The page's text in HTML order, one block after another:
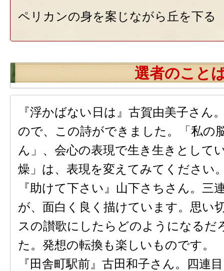
ペリカンの身を案じながら丘を下る
選者のこと
『浮かばない日は』古賀由美子さん
ので、この詩ができました。「私の
ん」、会心の表現で生き生きとして
燥」は、表現を変えてみてください
『助けて下さい』山下さちさん。三
が、面白く良く描けています。思い
スの讃歌にしたらどのようになるだ
た。発想の転換も楽しいものです。
『田舎町駅前』古田和子さん。四連